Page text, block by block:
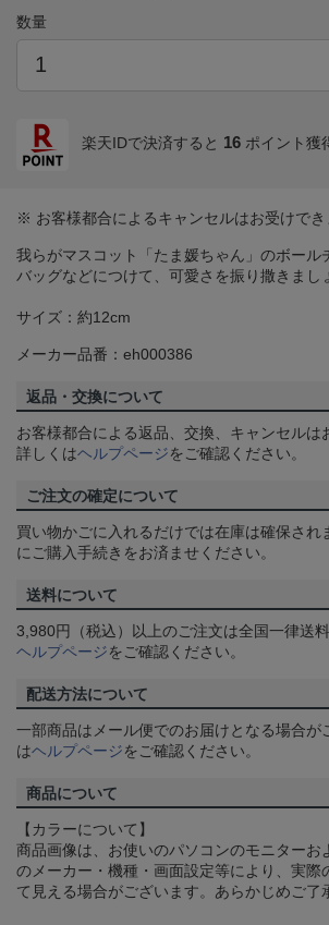
数量
楽天IDで決済すると 16 ポイント獲
※ お客様都合によるキャンセルはお受けでき
我らがマスコット「たま媛ちゃん」のボール
バッグなどにつけて、可愛さを振り撒きま
サイズ：約12cm
メーカー品番：eh000386
返品・交換について
お客様都合による返品、交換、キャンセルは
詳しくはヘルプページをご確認ください。
ご注文の確定について
買い物かごに入れるだけでは在庫は確保され
にご購入手続きをお済ませください。
送料について
3,980円（税込）以上のご注文は全国一律送
ヘルプページをご確認ください。
配送方法について
一部商品はメール便でのお届けとなる場合が
はヘルプページをご確認ください。
商品について
【カラーについて】
商品画像は、お使いのパソコンのモニターお
のメーカー・機種・画面設定等により、実際
て見える場合がございます。あらかじめご了